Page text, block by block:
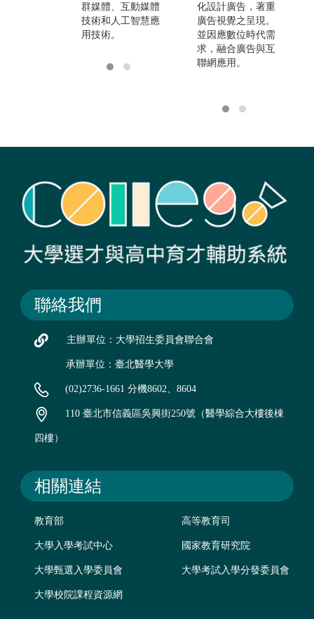
群媒體、互動媒體
技術和人工智慧應
用技術。
計、影視動畫、遊
戲設計及軟體開發
等重要產業。
化設計廣告，著重
廣告視覺之呈現。
並因應數位時代需
求，融合廣告與互
聯網應用。
聯絡我們
主辦單位：大學招生委員會聯合會
承辦單位：臺北醫學大學
(02)2736-1661 分機8602、8604
110 臺北市信義區吳興街250號（醫學綜合大樓後棟
四樓）
相關連結
教育部 高等教育司
大學入學考試中心 國家教育研究院
大學甄選入學委員會 大學考試入學分發委員會
大學校院課程資源網